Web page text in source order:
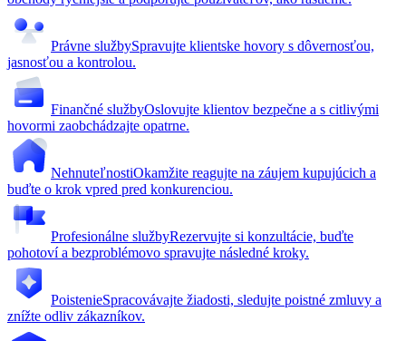
Právne službySpravujte klientske hovory s dôvernosťou,
jasnosťou a kontrolou.
Finančné službyOslovujte klientov bezpečne a s citlivými
hovormi zaobchádzajte opatrne.
NehnuteľnostiOkamžite reagujte na záujem kupujúcich a
buďte o krok vpred pred konkurenciou.
Profesionálne službyRezervujte si konzultácie, buďte
pohotoví a bezproblémovo spravujte následné kroky.
PoistenieSpracovávajte žiadosti, sledujte poistné zmluvy a
znížte odliv zákazníkov.